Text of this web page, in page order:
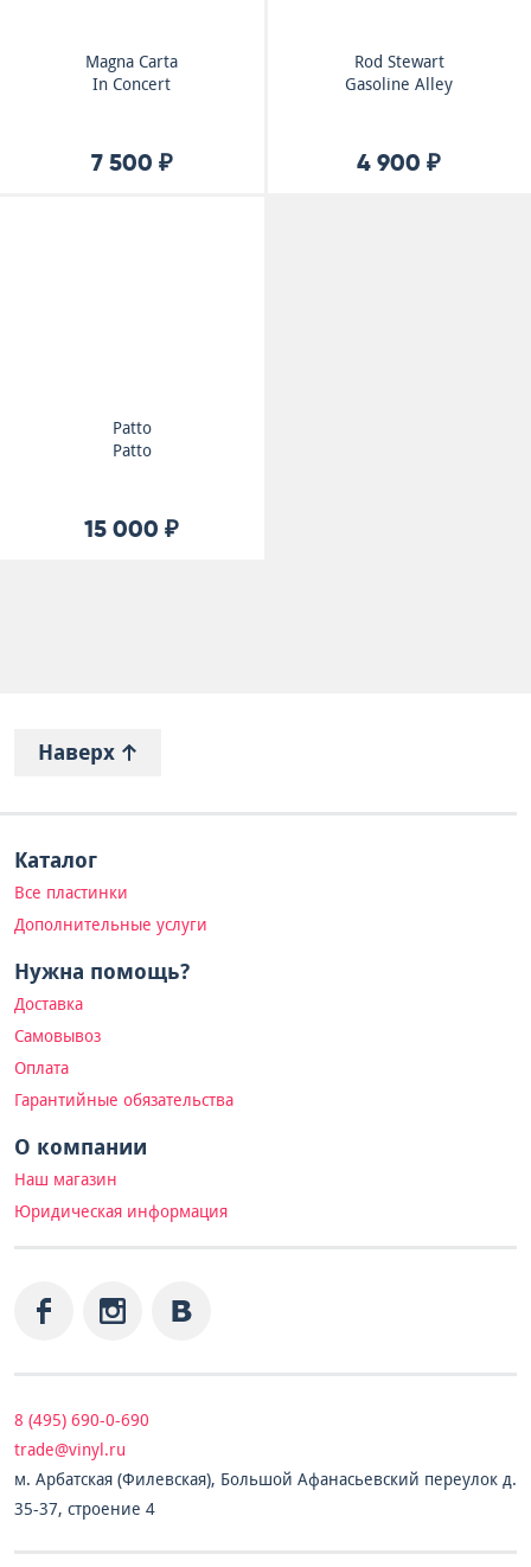
Magna Carta
In Concert
7 500 ₽
Rod Stewart
Gasoline Alley
4 900 ₽
Patto
Patto
15 000 ₽
Наверх
Каталог
Все пластинки
Дополнительные услуги
Нужна помощь?
Доставка
Самовывоз
Оплата
Гарантийные обязательства
О компании
Наш магазин
Юридическая информация
8 (495) 690-0-690
trade@vinyl.ru
м. Арбатская (Филевская), Большой Афанасьевский переулок д.
35-37, строение 4